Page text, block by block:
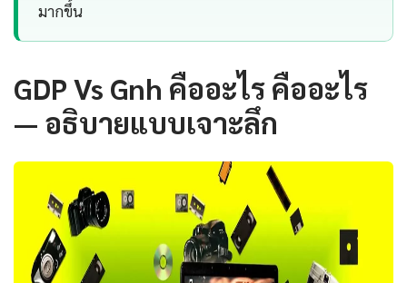
มากขึ้น
GDP Vs Gnh คืออะไร คืออะไร
— อธิบายแบบเจาะลึก